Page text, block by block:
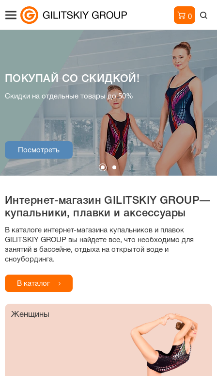
0
ПОКУПАЙ СО СКИДКОЙ!
Скидки на отдельные товары до 50%
Посмотреть
Интернет-магазин
купальники, плавки и аксессуары
Посмотреть
Интернет-магазин GILITSKIY GROUP—
купальники, плавки и аксессуары
В каталоге интернет-магазина купальников и плавок
GILITSKIY GROUP вы найдете все, что необходимо для
занятий в бассейне, отдыха на открытой воде и
сноубординга.
В каталог
Женщины